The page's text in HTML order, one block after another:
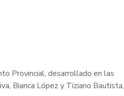
Provincial, desarrollado en las
Bianca López y Tiziano Bautista,